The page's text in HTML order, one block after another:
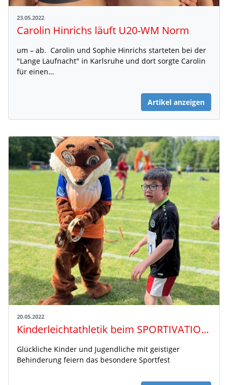
23.05.2022
Carolin Hinrichs läuft U20-WM Norm
um – ab. Carolin und Sophie Hinrichs starteten bei der
"Lange Laufnacht" in Karlsruhe und dort sorgte Carolin
für einen…
Artikel anzeigen
20.05.2022
Kinderleichtathletik beim SPORTIVATIONSTAG in Hannover
Glückliche Kinder und Jugendliche mit geistiger
Behinderung feiern das besondere Sportfest